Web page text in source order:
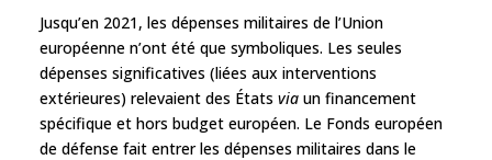
Jusqu’en 2021, les dépenses militaires de l’Union
européenne n’ont été que symboliques. Les seules
dépenses significatives (liées aux interventions
extérieures) relevaient des États via un financement
spécifique et hors budget européen. Le Fonds européen
de défense fait entrer les dépenses militaires dans le